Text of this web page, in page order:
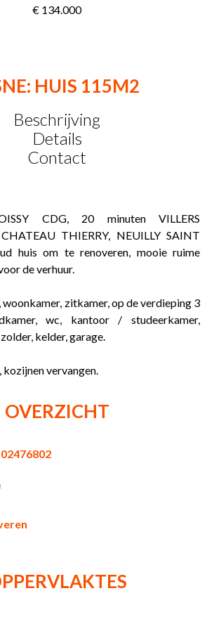
€ 134.000
HUIS 115M2
Beschrijving
Details
Contact
CDG, 20 minuten VILLERS
THIERRY, NEUILLY SAINT
huis om te renoveren, mooie ruime
de verhuur.
woonkamer, zitkamer, op de verdieping 3
wc, kantoor / studeerkamer,
kelder, garage.
vervangen.
OVERZICHT